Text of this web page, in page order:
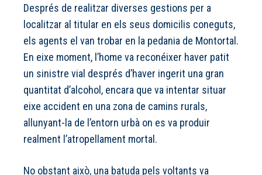
Després de realitzar diverses gestions per a
localitzar al titular en els seus domicilis coneguts,
els agents el van trobar en la pedania de Montortal.
En eixe moment, l’home va reconéixer haver patit
un sinistre vial després d’haver ingerit una gran
quantitat d’alcohol, encara que va intentar situar
eixe accident en una zona de camins rurals,
allunyant-la de l’entorn urbà on es va produir
realment l’atropellament mortal.
No obstant això, una batuda pels voltants va